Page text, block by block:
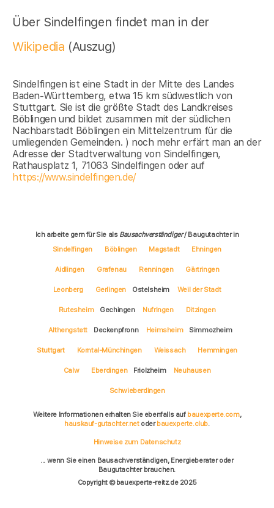
Über Sindelfingen findet man in der
Wikipedia (Auszug)
Sindelfingen ist eine Stadt in der Mitte des Landes
Baden-Württemberg, etwa 15 km südwestlich von
Stuttgart. Sie ist die größte Stadt des Landkreises
Böblingen und bildet zusammen mit der südlichen
Nachbarstadt Böblingen ein Mittelzentrum für die
umliegenden Gemeinden. ) noch mehr erfärt man an der
Adresse der Stadtverwaltung von Sindelfingen,
Rathausplatz 1, 71063 Sindelfingen oder auf
https://www.sindelfingen.de/
Ich arbeite gern für Sie als Bausachverständiger/ Baugutachter in
Sindelfingen
Böblingen Magstadt Ehningen
Aidlingen Grafenau Renningen Gärtringen
Leonberg Gerlingen Ostelsheim Weil der Stadt
Rutesheim Gechingen Nufringen Ditzingen
Althengstett Deckenpfronn Heimsheim Simmozheim
Stuttgart Korntal-Münchingen Weissach Hemmingen
Calw Eberdingen Friolzheim Neuhausen
Schwieberdingen
Weitere Informationen erhalten Sie ebenfalls auf bauexperte.com,
hauskauf-gutachter.netoderbauexperte.club.
Hinweise zum Datenschutz
... wenn Sie einen Bausachverständigen, Energieberater oder
Baugutachter brauchen.
Copyright © bauexperte-reitz.de 2025